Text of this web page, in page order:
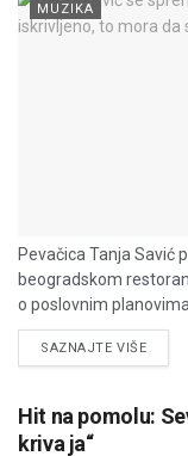
MUZIKA
Pevačica Tanja Savić
beogradskom
o poslovnim
SAZNAJTE VIŠE
Hit na pomolu:
kriva ja“